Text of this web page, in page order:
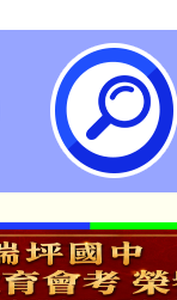
度北區能